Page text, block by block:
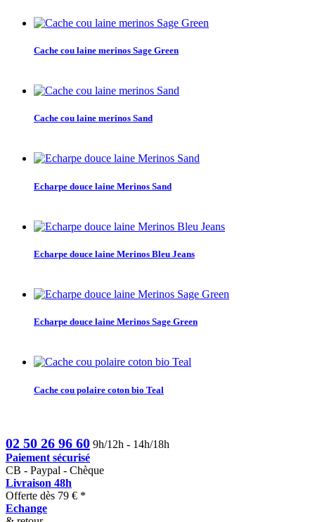
Cache cou laine merinos Sage Green
Cache cou laine merinos Sand
Echarpe douce laine Merinos Sand
Echarpe douce laine Merinos Bleu Jeans
Echarpe douce laine Merinos Sage Green
Cache cou polaire coton bio Teal
02 50 26 96 60 9h/12h - 14h/18h
Paiement sécurisé
CB - Paypal - Chèque
Livraison 48h
Offerte dès 79 € *
Echange